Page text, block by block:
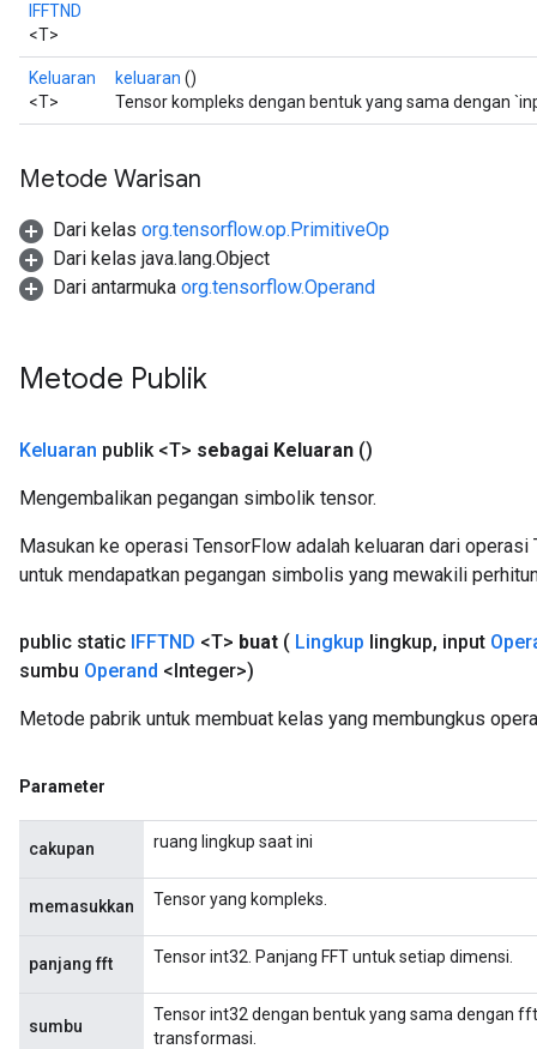
IFFTND
<T>
Keluaran
<T>
keluaran ()
Tensor kompleks dengan bentuk yang sama dengan
Metode Warisan
Dari kelas org.tensorflow.op.PrimitiveOp
Dari kelas java.lang.Object
Dari antarmuka org.tensorflow.Operand
Metode Publik
Keluaran publik <T> sebagai Keluaran ()
Mengembalikan pegangan simbolik tensor.
Masukan ke operasi TensorFlow adalah keluaran dari
untuk mendapatkan pegangan simbolis yang mewakili
public static IFFTND <T> buat ( Lingkup lingkup, input
sumbu Operand <Integer>)
Metode pabrik untuk membuat kelas yang membungkus
Parameter
cakupan ruang lingkup saat ini
memasukkan Tensor yang kompleks.
panjang fft Tensor int32. Panjang FFT untuk setiap dimensi.
sumbu
Tensor int32 dengan bentuk yang sama dengan
transformasi.